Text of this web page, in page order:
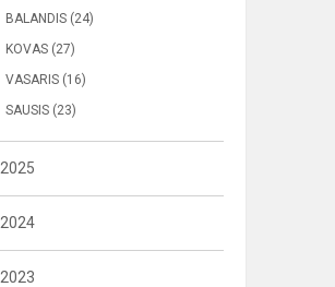
BALANDIS (24)
KOVAS (27)
VASARIS (16)
SAUSIS (23)
2025
2024
2023